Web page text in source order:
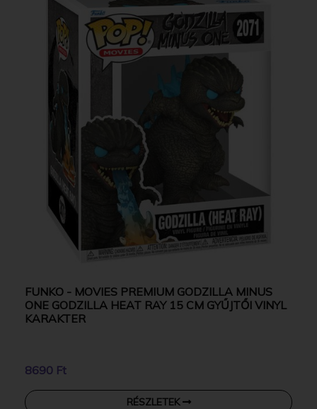
FUNKO - MOVIES PREMIUM GODZILLA MINUS
ONE GODZILLA HEAT RAY 15 CM GYŰJTŐI VINYL
KARAKTER
8690 Ft
RÉSZLETEK